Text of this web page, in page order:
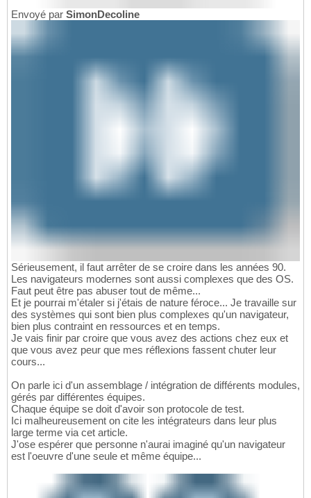
Envoyé par SimonDecoline
Sérieusement, il faut arrêter de se croire dans les années 90.
Les navigateurs modernes sont aussi complexes que des OS.
Faut peut être pas abuser tout de même...
Et je pourrai m'étaler si j'étais de nature féroce... Je travaille sur
des systèmes qui sont bien plus complexes qu'un navigateur,
bien plus contraint en ressources et en temps.
Je vais finir par croire que vous avez des actions chez eux et
que vous avez peur que mes réflexions fassent chuter leur
cours...
On parle ici d'un assemblage / intégration de différents modules,
gérés par différentes équipes.
Chaque équipe se doit d'avoir son protocole de test.
Ici malheureusement on cite les intégrateurs dans leur plus
large terme via cet article.
J'ose espérer que personne n'aurai imaginé qu'un navigateur
est l'oeuvre d'une seule et même équipe...